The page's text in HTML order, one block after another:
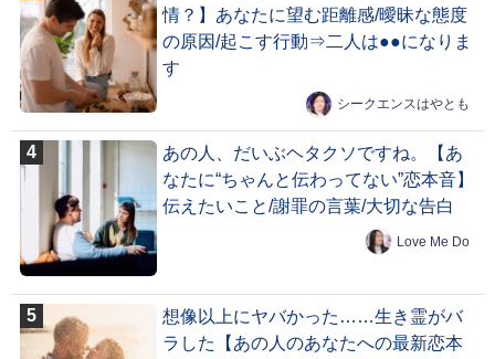
情？】あなたに望む距離感/曖昧な態度
の原因/起こす行動⇒二人は●●になりま
す
シークエンスはやとも
あの人、だいぶヘタクソですね。【あ
なたに“ちゃんと伝わってない”恋本音】
伝えたいこと/謝罪の言葉/大切な告白
Love Me Do
想像以上にヤバかった……生き霊がバ
ラした【あの人のあなたへの最新恋本